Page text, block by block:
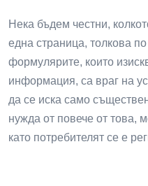
Нека бъдем честни,
една страница, толкова
формулярите, които
информация, са враг на
да се иска само
нужда от повече от това,
като потребителят се е